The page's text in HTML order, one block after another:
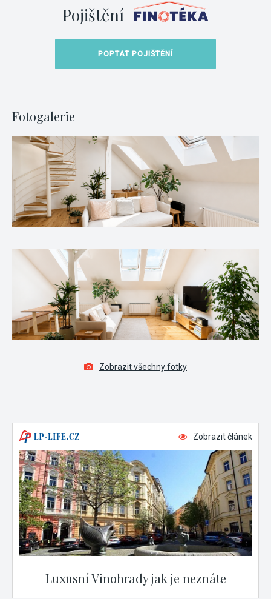
Pojištění
POPTAT POJIŠTĚNÍ
Fotogalerie
Zobrazit všechny fotky
Zobrazit článek
Luxusní Vinohrady jak je neznáte